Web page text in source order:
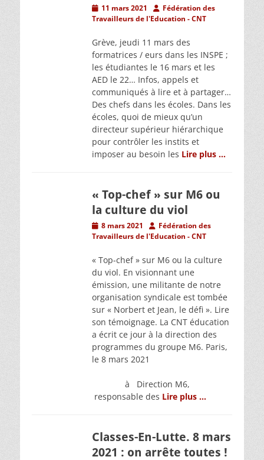
Posted
on
11 mars 2021 AuthorFédération des
Travailleurs de l'Education - CNT
Grève, jeudi 11 mars des
formatrices / eurs dans les INSPE ;
les étudiantes le 16 mars et les
AED le 22… Infos, appels et
communiqués à lire et à partager…
Des chefs dans les écoles. Dans les
écoles, quoi de mieux qu’un
directeur supérieur hiérarchique
pour contrôler les instits et
imposer au besoin les Lire plus …
« Top-chef » sur M6 ou
la culture du viol
Posted
on
8 mars 2021 AuthorFédération des
Travailleurs de l'Education - CNT
« Top-chef » sur M6 ou la culture
du viol. En visionnant une
émission, une militante de notre
organisation syndicale est tombée
sur « Norbert et Jean, le défi ». Lire
son témoignage. La CNT éducation
a écrit ce jour à la direction des
programmes du groupe M6. Paris,
le 8 mars 2021
à Direction M6,
responsable des Lire plus …
Classes-En-Lutte. 8 mars
2021 : on arrête toutes !